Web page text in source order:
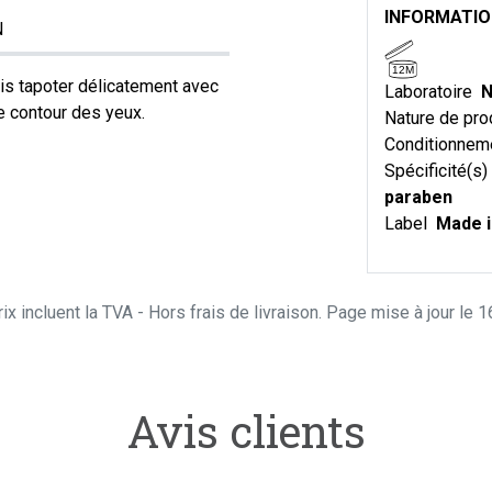
tapoter délicatement avec
contour des yeux.
12M
Laboratoire
Nature de
Spécificité(s)
paraben
Label Made
incluent la TVA - Hors frais de livraison. Page mise à jour le
Avis clients